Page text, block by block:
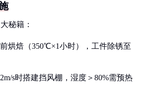
秘籍：
前烘焙（350℃×1小时），工件除锈至
2m/s时搭建挡风棚，湿度＞80%需预热